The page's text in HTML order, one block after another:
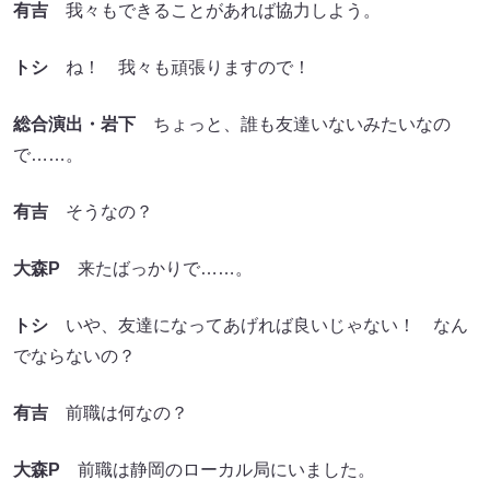
有吉 我々もできることがあれば協力しよう。
トシ ね！ 我々も頑張りますので！
総合演出・岩下 ちょっと、誰も友達いないみたいなの
で……。
有吉 そうなの？
大森P 来たばっかりで……。
トシ いや、友達になってあげれば良いじゃない！ なん
でならないの？
有吉 前職は何なの？
大森P 前職は静岡のローカル局にいました。